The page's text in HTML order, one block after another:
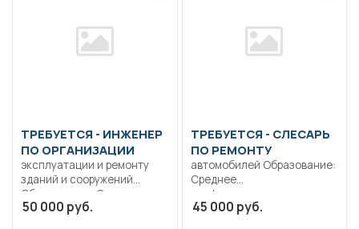
ТРЕБУЕТСЯ - ИНЖЕНЕР
ПО ОРГАНИЗАЦИИ
эксплуатации и ремонту
зданий и сооружений
Образование: Среднее
профессиональное
50 000 руб.
ТРЕБУЕТСЯ - СЛЕСАРЬ
ПО РЕМОНТУ
автомобилей Образование:
Среднее
профессиональное
образование.. Ремонт
45 000 руб.